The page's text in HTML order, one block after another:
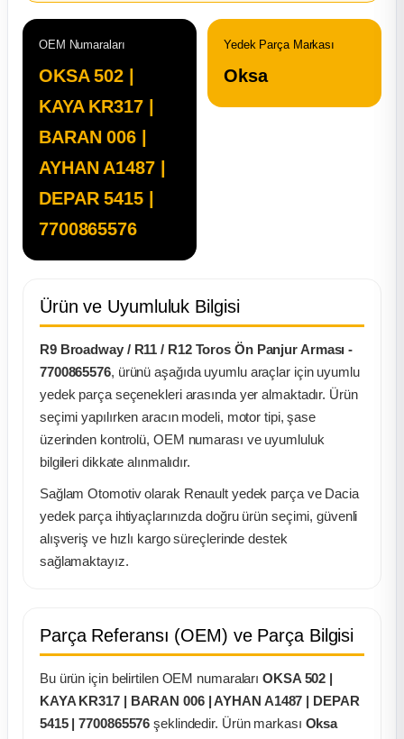
Parça
Parça
OEM Numaraları
OKSA 502 |
KAYA KR317 |
BARAN 006 |
AYHAN A1487 |
DEPAR 5415 |
7700865576
Yedek Parça Markası
Oksa
Ürün ve Uyumluluk Bilgisi
R9 Broadway / R11 / R12 Toros Ön Panjur Arması -
7700865576, ürünü aşağıda uyumlu araçlar için uyumlu
yedek parça seçenekleri arasında yer almaktadır. Ürün
seçimi yapılırken aracın modeli, motor tipi, şase
üzerinden kontrolü, OEM numarası ve uyumluluk
bilgileri dikkate alınmalıdır.
Sağlam Otomotiv olarak Renault yedek parça ve Dacia
yedek parça ihtiyaçlarınızda doğru ürün seçimi, güvenli
alışveriş ve hızlı kargo süreçlerinde destek
sağlamaktayız.
Parça Referansı (OEM) ve Parça Bilgisi
Bu ürün için belirtilen OEM numaralarıOKSA 502 |
KAYA KR317 | BARAN 006 | AYHAN A1487 | DEPAR
5415 | 7700865576 şeklindedir. Ürün markası Oksa